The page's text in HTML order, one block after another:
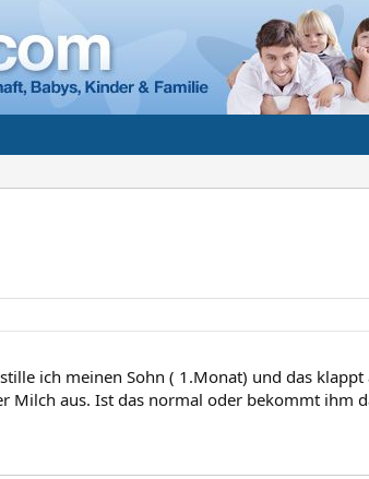
ich meinen Sohn ( 1.Monat) und das klappt
Milch aus. Ist das normal oder bekommt ihm